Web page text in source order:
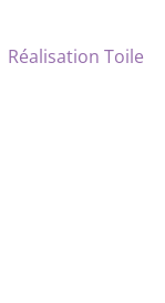
Réalisation Toile